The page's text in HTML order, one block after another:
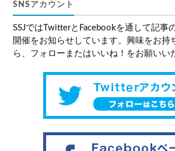
SNSアカウント
SSJではTwitterとFacebookを通して記事
開催をお知らせしています。興味をお持
ら、フォローまたはいいね！をお願いい